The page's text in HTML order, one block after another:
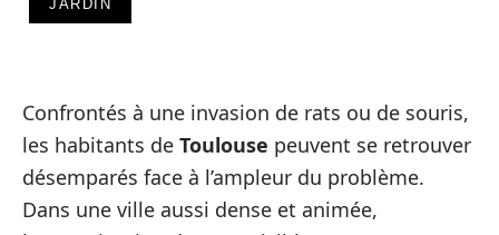
JARDIN
Confrontés à une invasion de rats ou de souris,
les habitants de Toulouse peuvent se retrouver
désemparés face à l’ampleur du problème.
Dans une ville aussi dense et animée,